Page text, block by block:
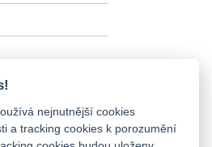
nejnutnější cookies
a tracking cookies k porozumění